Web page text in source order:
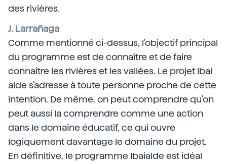
des rivières.
J. Larrañaga
Comme mentionné ci-dessus, l'objectif principal
du programme est de connaître et de faire
connaître les rivières et les vallées. Le projet Ibai
alde s'adresse à toute personne proche de cette
intention. De même, on peut comprendre qu'on
peut aussi la comprendre comme une action
dans le domaine éducatif, ce qui ouvre
logiquement davantage le domaine du projet.
En définitive, le programme Ibaialde est idéal